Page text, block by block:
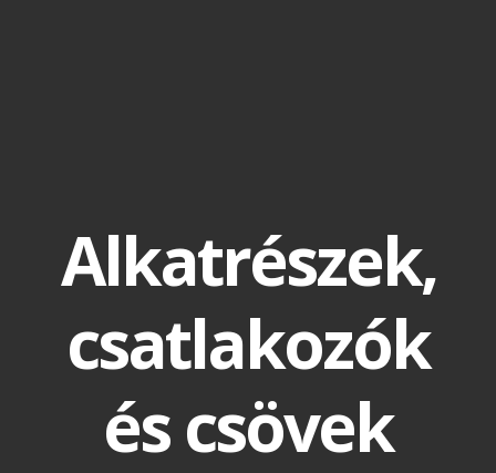
Alkatrészek,
csatlakozók
és csövek